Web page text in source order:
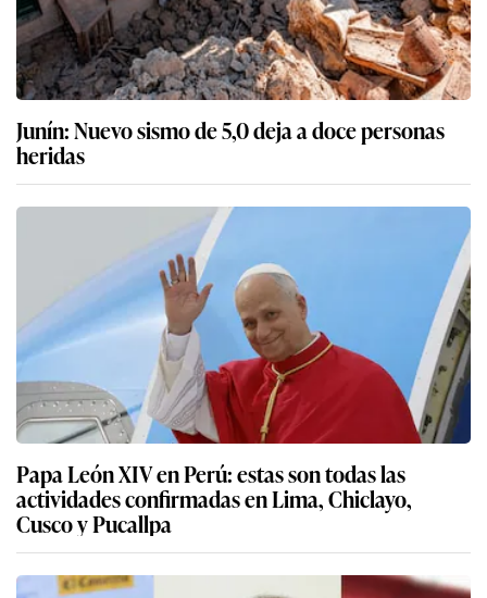
Junín: Nuevo sismo de 5,0 deja a doce personas
heridas
Papa León XIV en Perú: estas son todas las
actividades confirmadas en Lima, Chiclayo,
Cusco y Pucallpa